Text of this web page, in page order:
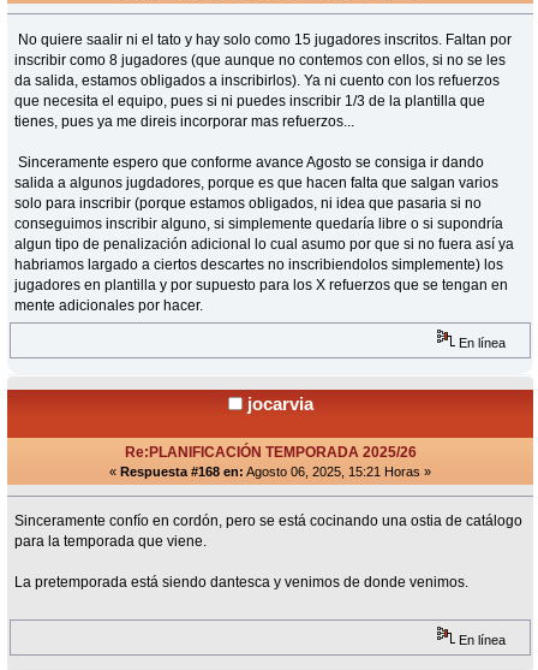
No quiere saalir ni el tato y hay solo como 15 jugadores inscritos. Faltan por
inscribir como 8 jugadores (que aunque no contemos con ellos, si no se les
da salida, estamos obligados a inscribirlos). Ya ni cuento con los refuerzos
que necesita el equipo, pues si ni puedes inscribir 1/3 de la plantilla que
tienes, pues ya me direis incorporar mas refuerzos...
Sinceramente espero que conforme avance Agosto se consiga ir dando
salida a algunos jugdadores, porque es que hacen falta que salgan varios
solo para inscribir (porque estamos obligados, ni idea que pasaria si no
conseguimos inscribir alguno, si simplemente quedaría libre o si supondría
algun tipo de penalización adicional lo cual asumo por que si no fuera así ya
habriamos largado a ciertos descartes no inscribiendolos simplemente) los
jugadores en plantilla y por supuesto para los X refuerzos que se tengan en
mente adicionales por hacer.
En línea
jocarvia
Re:PLANIFICACIÓN TEMPORADA 2025/26
« Respuesta #168 en: Agosto 06, 2025, 15:21 Horas »
Sinceramente confío en cordón, pero se está cocinando una ostia de catálogo
para la temporada que viene.
La pretemporada está siendo dantesca y venimos de donde venimos.
En línea